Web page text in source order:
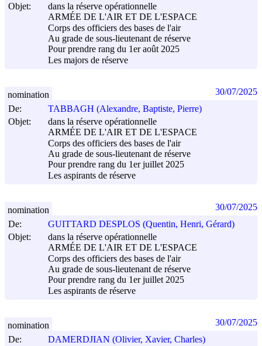
Objet:
dans la réserve opérationnelle
ARMÉE DE L'AIR ET DE L'ESPACE
Corps des officiers des bases de l'air
Au grade de sous-lieutenant de réserve
Pour prendre rang du 1er août 2025
Les majors de réserve
De:
TABBAGH (Alexandre, Baptiste, Pierre)
Objet:
dans la réserve opérationnelle
ARMÉE DE L'AIR ET DE L'ESPACE
Corps des officiers des bases de l'air
Au grade de sous-lieutenant de réserve
Pour prendre rang du 1er juillet 2025
Les aspirants de réserve
nomination 30/07/2025
De:
GUITTARD DESPLOS (Quentin, Henri, Gérard)
Objet:
dans la réserve opérationnelle
ARMÉE DE L'AIR ET DE L'ESPACE
Corps des officiers des bases de l'air
Au grade de sous-lieutenant de réserve
Pour prendre rang du 1er juillet 2025
Les aspirants de réserve
nomination 30/07/2025
De:
DAMERDJIAN (Olivier, Xavier, Charles)
nomination 30/07/2025